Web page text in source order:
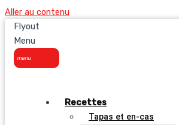
Aller au contenu
Flyout
Menu
Recettes
Tapas et en-cas